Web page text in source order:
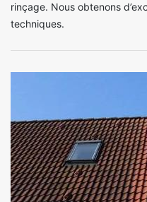
rinçage. Nous obtenons
techniques.